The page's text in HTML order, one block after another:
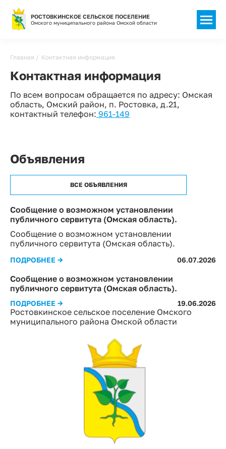
РОСТОВКИНСКОЕ СЕЛЬСКОЕ ПОСЕЛЕНИЕ
Омского муниципального района Омской области
Ростовкинское сельское поселение Омского
муниципального района Омской области
Строка
навигации
Главная Контактная информация
Контактная информация
По всем вопросам обращается по адресу: Омская
область, Омский район, п. Ростовка, д.21,
контактный телефон: 961-149
Объявления
ВСЕ ОБЪЯВЛЕНИЯ
Сообщение о возможном установлении
публичного сервитута (Омская область).
Сообщение о возможном установлении
публичного сервитута (Омская область).
ПОДРОБНЕЕ → 06.07.2026
Сообщение о возможном установлении
публичного сервитута (Омская область).
ПОДРОБНЕЕ → 19.06.2026